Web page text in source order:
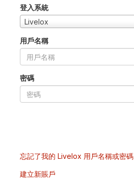
登入系統
Livelox
用戶名稱
密碼
忘記了我的 Livelox 用戶名稱或密碼
建立新賬戶